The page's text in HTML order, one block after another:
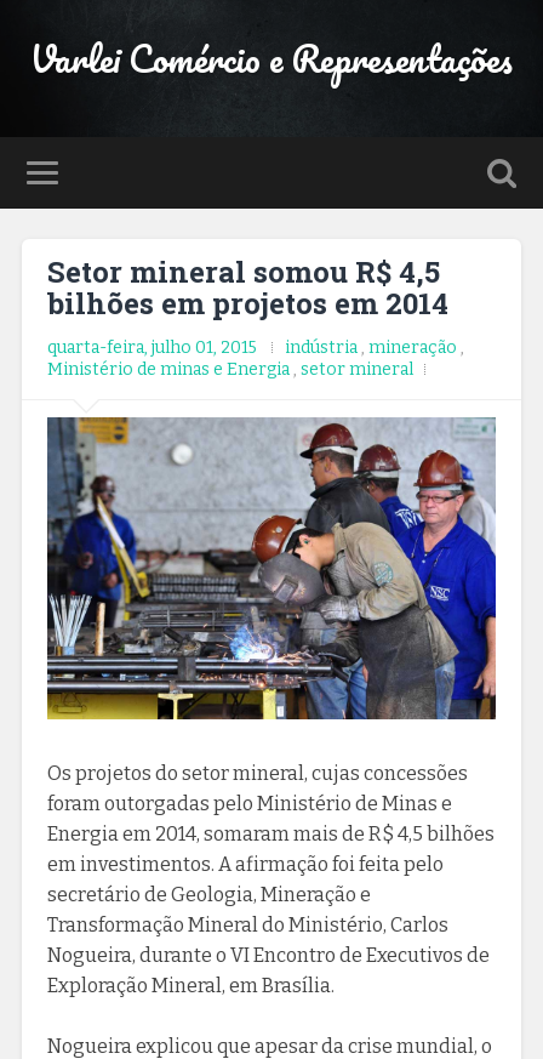
Varlei Comércio e Representações
Setor mineral somou R$ 4,5
bilhões em projetos em 2014
quarta-feira, julho 01, 2015 indústria, mineração ,
Ministério de minas e Energia, setor mineral
Os projetos do setor mineral, cujas concessões
foram outorgadas pelo Ministério de Minas e
Energia em 2014, somaram mais de R$ 4,5 bilhões
em investimentos. A afirmação foi feita pelo
secretário de Geologia, Mineração e
Transformação Mineral do Ministério, Carlos
Nogueira, durante o VI Encontro de Executivos de
Exploração Mineral, em Brasília.
Nogueira explicou que apesar da crise mundial, o